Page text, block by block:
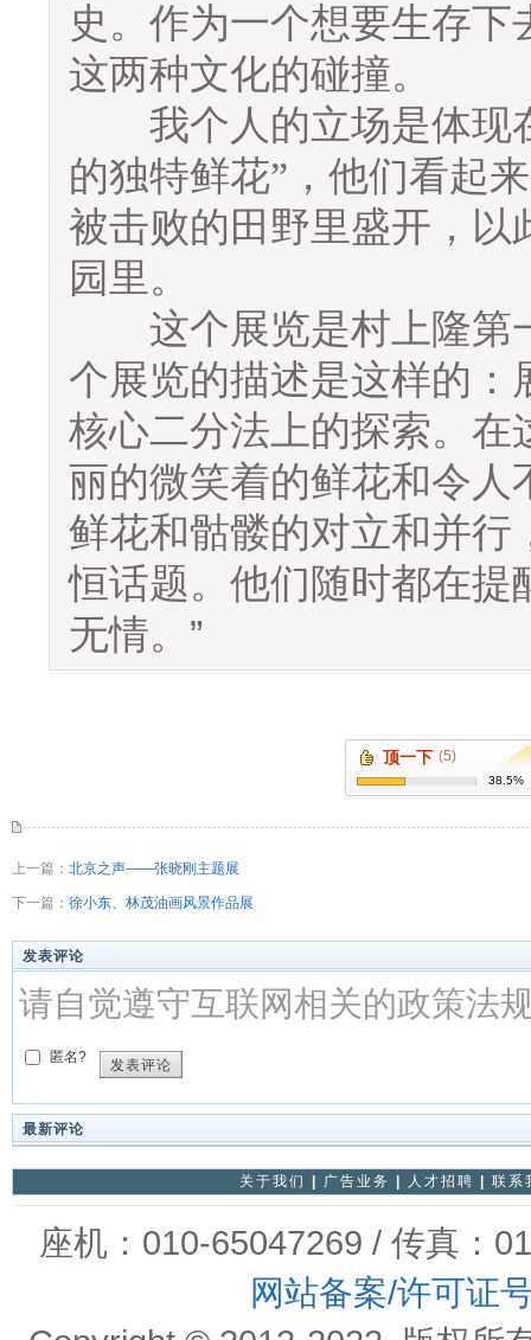
史。作为一个想要生存
这两种文化的碰撞。
我个人的立场是体现
的独特鲜花”，他们看起
被击败的田野里盛开，以
园里。
这个展览是村上隆第
个展览的描述是这样的：
核心二分法上的探索。在
丽的微笑着的鲜花和令人
鲜花和骷髅的对立和并行
恒话题。他们随时都在提
无情。”
顶一下 (5)
38.5%
上一篇： 北京之声——张晓刚主题展
下一篇： 徐小东、林茂油画风景作品展
发表评论
请自觉遵守互联网相关的政策法
匿名?
发表评论
最新评论
关于我们 广告业务 人才招聘 联系
座机：010-65047269 / 传真：
网站备案/许可证